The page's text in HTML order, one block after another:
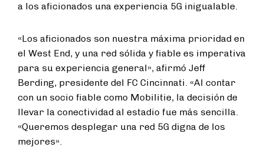
a los aficionados una experiencia 5G inigualable.
«Los aficionados son nuestra máxima prioridad en
el West End, y una red sólida y fiable es imperativa
para su experiencia general», afirmó Jeff
Berding, presidente del FC Cincinnati. «Al contar
con un socio fiable como Mobilitie, la decisión de
llevar la conectividad al estadio fue más sencilla.
«Queremos desplegar una red 5G digna de los
mejores».